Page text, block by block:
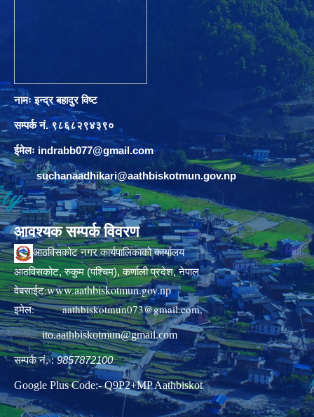
नामः इन्द्र बहादुर विष्ट
सम्पर्क नं. ९८६८२९४३९०
ईमेलः indrabb077@gmail.com
suchanaadhikari@aathbiskotmun.gov.np
आवश्यक सम्पर्क विवरण
आठविसकोट नगर कार्यपालिकाको कार्यालय
आठविसकोट, रुकुम (पश्चिम), कर्णाली प्रदेश, नेपाल
वेबसाईट:www.aathbiskotmun.gov.np
इमेल:aathbiskotmun073@gmail.com,
ito.aathbiskotmun@gmail.com
सम्पर्क नं. :9857872100
Google Plus Code:- Q9P2+MP Aathbiskot